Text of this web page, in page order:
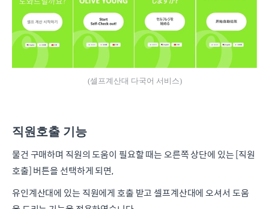
(셀프계산대 다국어 서비스)
직원호출 기능
물건 구매하며 직원의 도움이 필요할 때는 오른쪽 상단에 있는 [직원
호출] 버튼을 선택하게 되면,
유인계산대에 있는 직원에게 호출 받고 셀프계산대에 오셔서 도움